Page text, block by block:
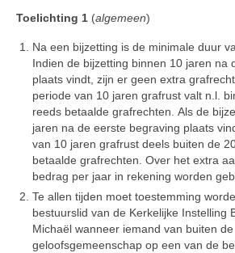
Toelichting 1 (algemeen)
Na een bijzetting is de minimale duur
Indien de bijzetting binnen 10 jaren na
plaats vindt, zijn er geen extra
periode van 10 jaren grafrust valt n.l.
reeds betaalde grafrechten. Als de
jaren na de eerste begraving plaats
van 10 jaren grafrust deels buiten de
betaalde grafrechten. Over het extra
bedrag per jaar in rekening worden
Te allen tijden moet toestemming
bestuurslid van de Kerkelijke Instelling
Michaël wanneer iemand van buiten de
geloofsgemeenschap op een van de